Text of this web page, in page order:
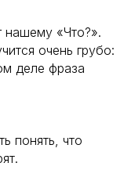
нашему «Что?».
очень грубо:
деле фраза
понять, что